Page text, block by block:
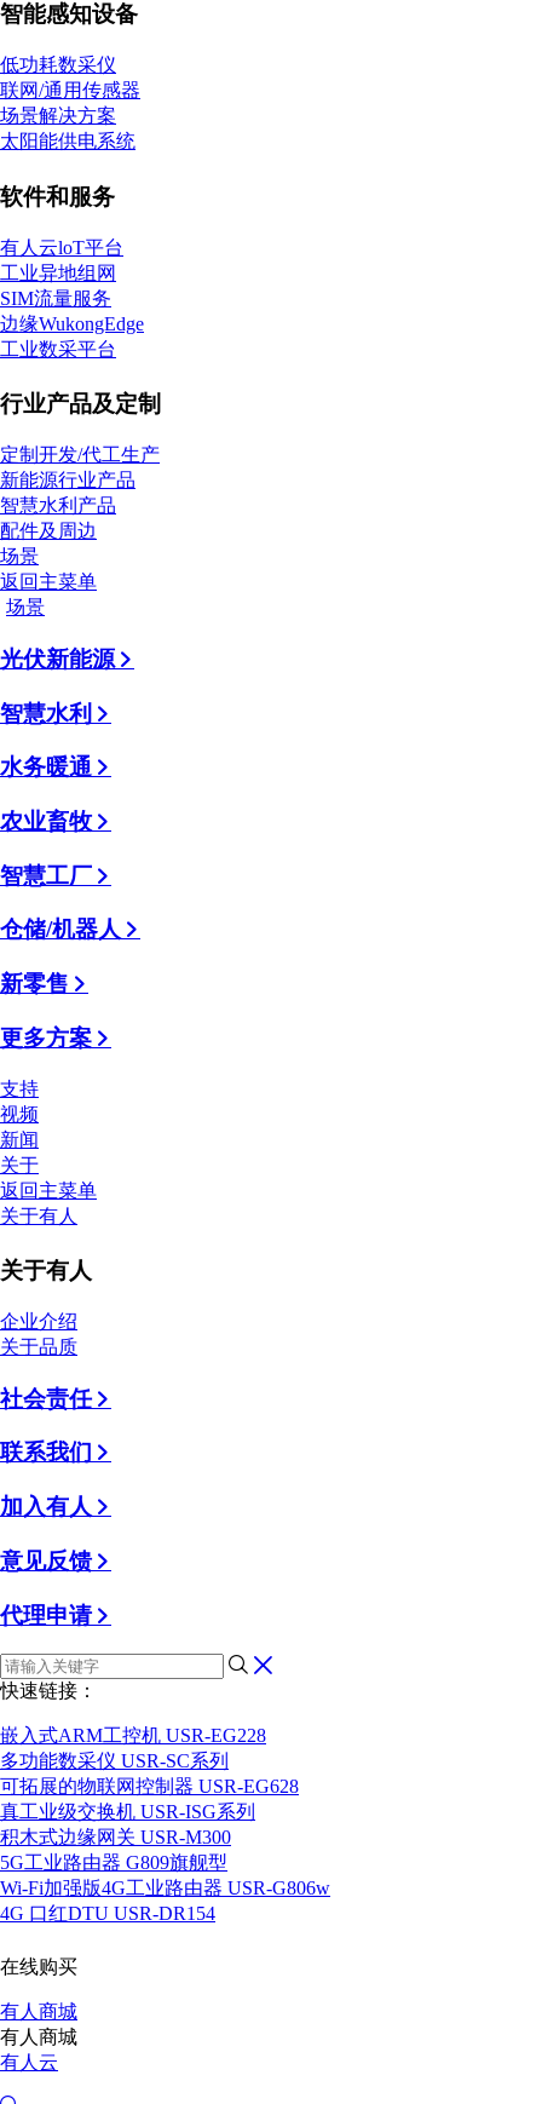
智能感知设备
低功耗数采仪
联网/通用传感器
场景解决方案
太阳能供电系统
软件和服务
有人云loT平台
工业异地组网
SIM流量服务
边缘WukongEdge
工业数采平台
行业产品及定制
定制开发/代工生产
新能源行业产品
智慧水利产品
配件及周边
场景
返回主菜单
场景
光伏新能源
智慧水利
水务暖通
农业畜牧
智慧工厂
仓储/机器人
新零售
更多方案
支持
视频
新闻
关于
返回主菜单
关于有人
关于有人
企业介绍
关于品质
社会责任
联系我们
加入有人
意见反馈
代理申请
快速链接：
嵌入式ARM工控机 USR-EG228
多功能数采仪 USR-SC系列
可拓展的物联网控制器 USR-EG628
真工业级交换机 USR-ISG系列
积木式边缘网关 USR-M300
5G工业路由器 G809旗舰型
Wi-Fi加强版4G工业路由器 USR-G806w
4G 口红DTU USR-DR154
在线购买
有人商城
有人商城
有人云